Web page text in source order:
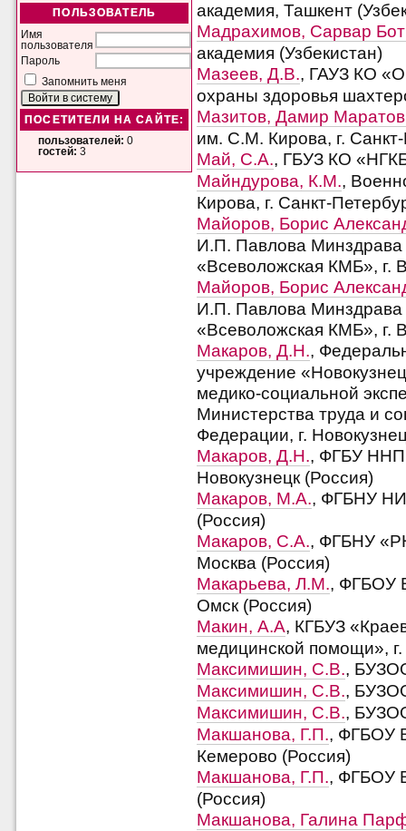
ПОЛЬЗОВАТЕЛЬ
Имя
пользователя
Пароль
Запомнить меня
ПОСЕТИТЕЛИ НА САЙТЕ:
пользователей: 0
гостей: 3
академия, Ташкент
Мадрахимов, Сарвар
академия (Узбекистан)
Мазеев, Д.В., ГАУЗ КО
охраны здоровья
Мазитов, Дамир
им. С.М. Кирова, г.
Май, С.А., ГБУЗ КО
Майндурова, К.М.,
Кирова, г. Санкт-
Майоров, Борис
И.П. Павлова Минздрава
«Всеволожская КМБ», г.
Майоров, Борис
И.П. Павлова Минздрава
«Всеволожская КМБ», г.
Макаров, Д.Н.,
учреждение
медико-социальной
Министерства труда и
Федерации, г.
Макаров, Д.Н., ФГБУ
Новокузнецк (Россия)
Макаров, М.А., ФГБНУ
(Россия)
Макаров, С.А., ФГБНУ
Москва (Россия)
Макарьева, Л.М., ФГБОУ
Омск (Россия)
Макин, А.А, КГБУЗ
медицинской помощи»,
Максимишин, С.В.,
Максимишин, С.В.,
Максимишин, С.В.,
Макшанова, Г.П., ФГБОУ
Кемерово (Россия)
Макшанова, Г.П., ФГБОУ
(Россия)
Макшанова, Галина